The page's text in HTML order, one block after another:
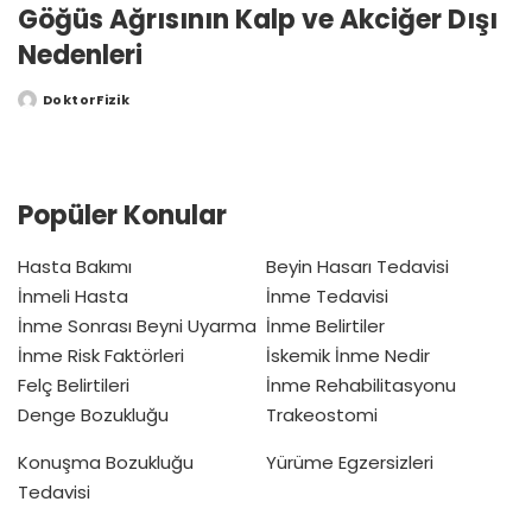
Göğüs Ağrısının Kalp ve Akciğer Dışı
Nedenleri
PostedDoktorFizik
Popüler Konular
Hasta Bakımı
İnmeli Hasta
İnme Sonrası Beyni Uyarma
İnme Risk Faktörleri
Felç Belirtileri
Denge Bozukluğu
Beyin Hasarı Tedavisi
İnme Tedavisi
İnme Belirtiler
İskemik İnme Nedir
İnme Rehabilitasyonu
Trakeostomi
Konuşma Bozukluğu
Tedavisi
Yürüme Egzersizleri